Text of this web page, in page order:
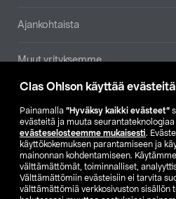
Clas Ohlson käyttää evästeitä
Painamalla ”Hyväksy kaikki evästeet”
evästeitä ja muuta
evästeselosteemme mukaisesti.
käyttökokemuksen parantamiseen ja
mainonnan kohdentamiseen.
välttämättömät, toiminnalliset,
Välttämättömiin evästeisiin ei tarvita
välttämättömiä verkkosivuston sisällön
Ajankohtaista
Muut yrityksemme
Etsi
SE NO
FI SV